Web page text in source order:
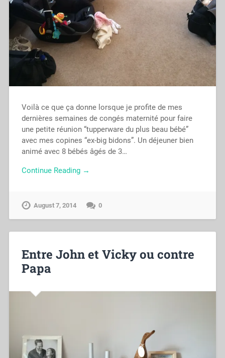
Voilà ce que ça donne lorsque je profite de mes
dernières semaines de congés maternité pour faire
une petite réunion “tupperware du plus beau bébé”
avec mes copines “ex-big bidons”. Un déjeuner bien
animé avec 8 bébés âgés de 3…
Continue Reading →
August 7, 2014 0
Entre John et Vicky ou contre
Papa